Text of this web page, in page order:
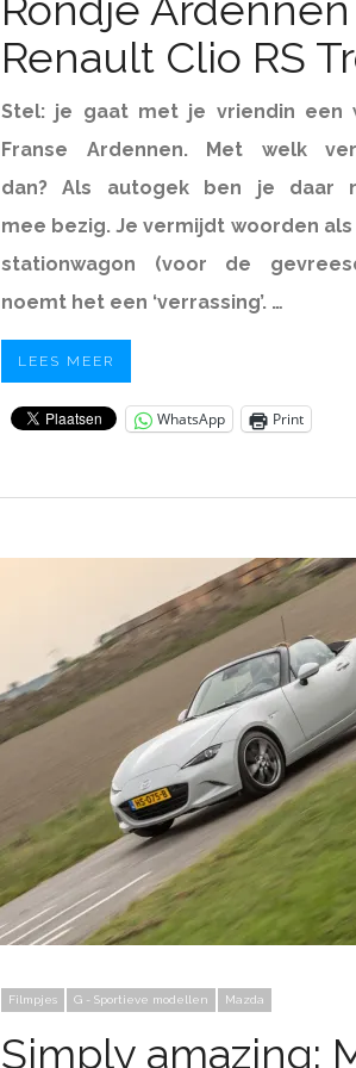
Renault Clio RS
Stel: je gaatmet je vriendin een
Franse Ardennen. Met welk
dan? Als autogek ben je daar
mee bezig. Je vermijdt woorden
stationwagon (voor de
noemt het een ‘verrassing’. …
LEES MEER
WhatsApp Print
Filmpjes G - Sportieve modellen Mazda
Simply amazing: